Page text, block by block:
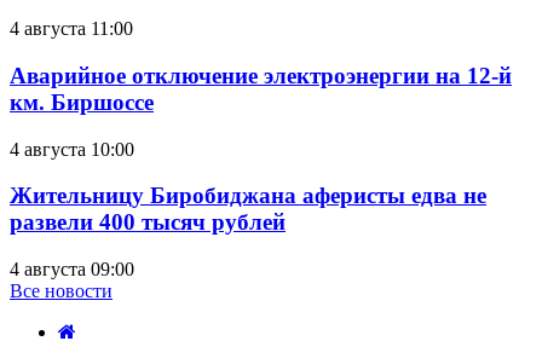
4 августа 11:00
Аварийное отключение электроэнергии на 12-й
км. Биршоссе
4 августа 10:00
Жительницу Биробиджана аферисты едва не
развели 400 тысяч рублей
4 августа 09:00
Все новости